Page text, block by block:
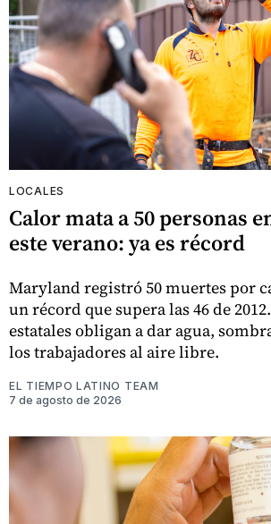
LOCALES
Calor mata a 50 personas
este verano: ya es récord
Maryland registró 50 muertes por
un récord que supera las 46 de
estatales obligan a dar agua,
los trabajadores al aire libre.
EL TIEMPO LATINO TEAM
7 de agosto de 2026